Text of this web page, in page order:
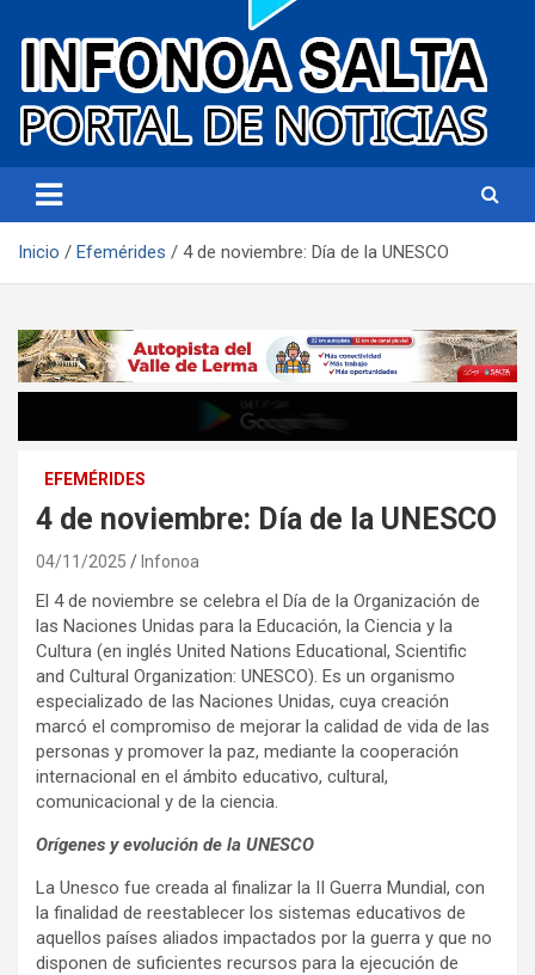
Infonoa Salta
Inicio Efemérides 4 de noviembre: Día de la UNESCO
EFEMÉRIDES
4 de noviembre: Día de la UNESCO
04/11/2025 Infonoa
El 4 de noviembre se celebra el Día de la Organización de
las Naciones Unidas para la Educación, la Ciencia y la
Cultura (en inglés United Nations Educational, Scientific
and Cultural Organization: UNESCO). Es un organismo
especializado de las Naciones Unidas, cuya creación
marcó el compromiso de mejorar la calidad de vida de las
personas y promover la paz, mediante la cooperación
internacional en el ámbito educativo, cultural,
comunicacional y de la ciencia.
Orígenes y evolución de la UNESCO
La Unesco fue creada al finalizar la II Guerra Mundial, con
la finalidad de reestablecer los sistemas educativos de
aquellos países aliados impactados por la guerra y que no
disponen de suficientes recursos para la ejecución de